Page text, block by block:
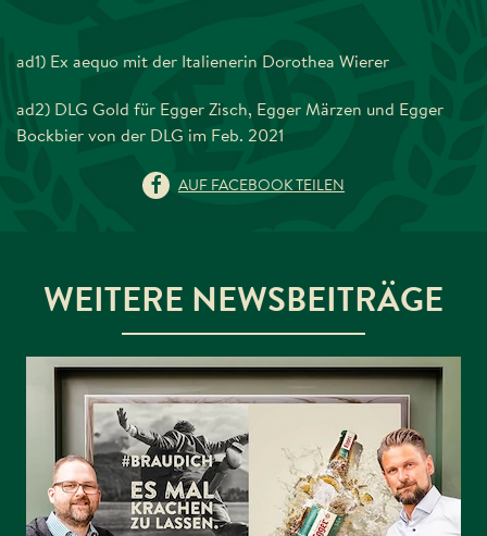
ad1) Ex aequo mit der Italienerin Dorothea Wierer
ad2) DLG Gold für Egger Zisch, Egger Märzen und Egger
Bockbier von der DLG im Feb. 2021
AUF FACEBOOK TEILEN
WEITERE NEWSBEITRÄGE